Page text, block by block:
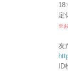
定
※お
友
ID